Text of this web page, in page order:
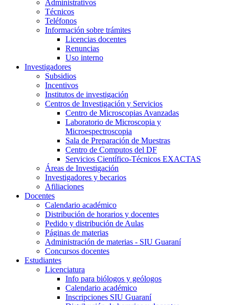
Administrativos
Técnicos
Teléfonos
Información sobre trámites
Licencias docentes
Renuncias
Uso interno
Investigadores
Subsidios
Incentivos
Institutos de investigación
Centros de Investigación y Servicios
Centro de Microscopias Avanzadas
Laboratorio de Microscopia y
Microespectroscopia
Sala de Preparación de Muestras
Centro de Computos del DF
Servicios Científico-Técnicos EXACTAS
Áreas de Investigación
Investigadores y becarios
Afiliaciones
Docentes
Calendario académico
Distribución de horarios y docentes
Pedido y distribución de Aulas
Páginas de materias
Administración de materias - SIU Guaraní
Concursos docentes
Estudiantes
Licenciatura
Info para biólogos y geólogos
Calendario académico
Inscripciones SIU Guaraní